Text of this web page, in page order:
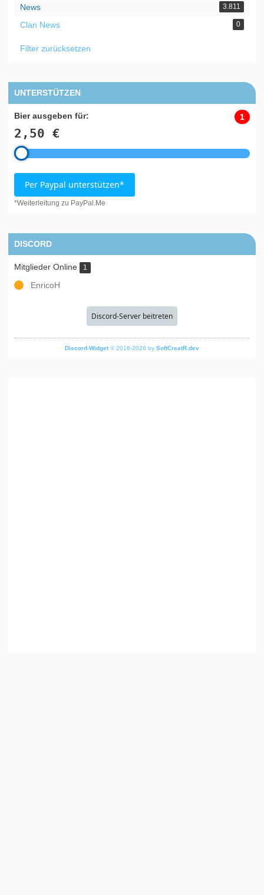
News 3.811
Clan News 0
Filter zurücksetzen
UNTERSTÜTZEN
Bier ausgeben für:
2,50 €
1
Per Paypal unterstützen*
*Weiterleitung zu PayPal.Me
DISCORD
Mitglieder Online 1
EnricoH
Discord-Server beitreten
Discord-Widget© 2018-2026 by SoftCreatR.dev